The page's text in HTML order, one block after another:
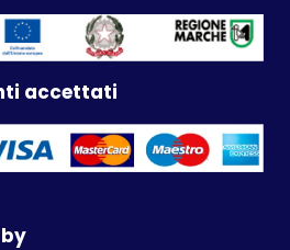
accettati